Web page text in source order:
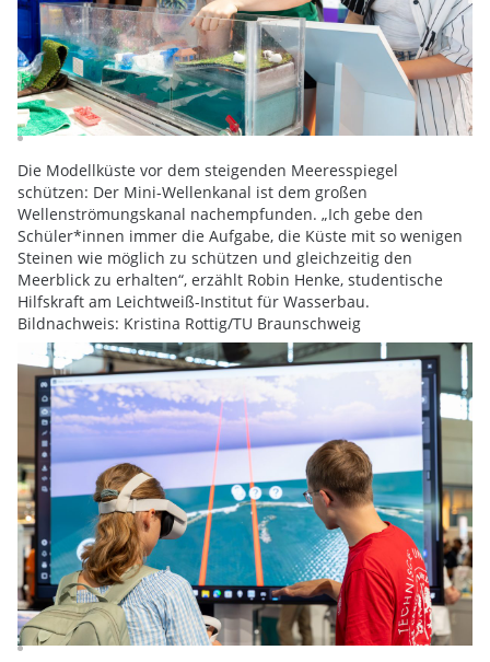
Die Modellküste vor dem steigenden Meeresspiegel
schützen: Der Mini-Wellenkanal ist dem großen
Wellenströmungskanal nachempfunden. „Ich gebe den
Schüler*innen immer die Aufgabe, die Küste mit so wenigen
Steinen wie möglich zu schützen und gleichzeitig den
Meerblick zu erhalten“, erzählt Robin Henke, studentische
Hilfskraft am Leichtweiß-Institut für Wasserbau.
Bildnachweis: Kristina Rottig/TU Braunschweig